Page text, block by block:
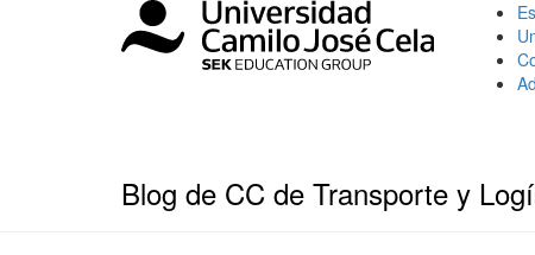
Blog de CC de Transporte y